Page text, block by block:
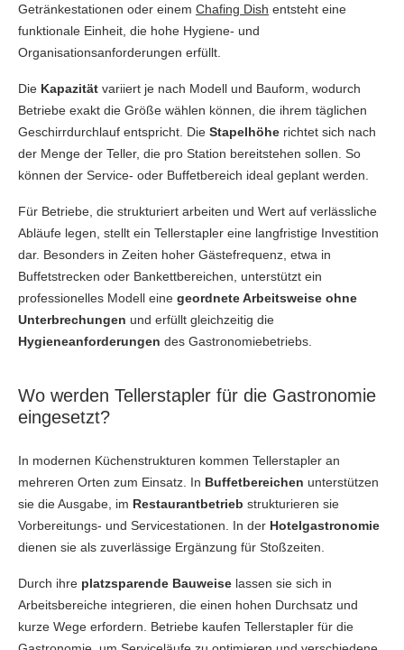
Getränkestationen oder einem Chafing Dish entsteht eine
funktionale Einheit, die hohe Hygiene- und
Organisationsanforderungen erfüllt.
Die Kapazität variiert je nach Modell und Bauform, wodurch
Betriebe exakt die Größe wählen können, die ihrem täglichen
Geschirrdurchlauf entspricht. Die Stapelhöhe richtet sich nach
der Menge der Teller, die pro Station bereitstehen sollen. So
können der Service- oder Buffetbereich ideal geplant werden.
Für Betriebe, die strukturiert arbeiten und Wert auf verlässliche
Abläufe legen, stellt ein Tellerstapler eine langfristige Investition
dar. Besonders in Zeiten hoher Gästefrequenz, etwa in
Buffetstrecken oder Bankettbereichen, unterstützt ein
professionelles Modell eine geordnete Arbeitsweise ohne
Unterbrechungen und erfüllt gleichzeitig die
Hygieneanforderungen des Gastronomiebetriebs.
Wo werden Tellerstapler für die Gastronomie
eingesetzt?
In modernen Küchenstrukturen kommen Tellerstapler an
mehreren Orten zum Einsatz. In Buffetbereichen unterstützen
sie die Ausgabe, im Restaurantbetrieb strukturieren sie
Vorbereitungs- und Servicestationen. In der Hotelgastronomie
dienen sie als zuverlässige Ergänzung für Stoßzeiten.
Durch ihre platzsparende Bauweise lassen sie sich in
Arbeitsbereiche integrieren, die einen hohen Durchsatz und
kurze Wege erfordern. Betriebe kaufen Tellerstapler für die